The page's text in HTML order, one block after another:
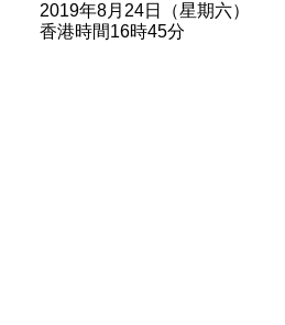
2019年8月24日（星期六）
香港時間16時45分